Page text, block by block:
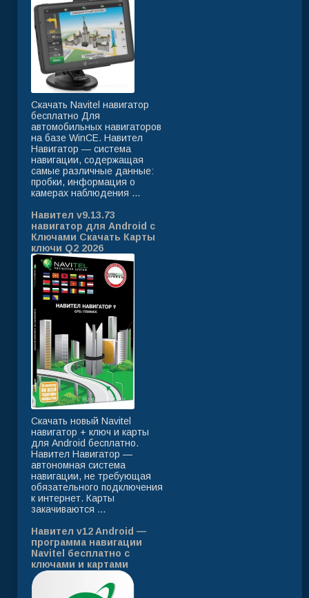
Скачать Navitel навигатор
бесплатно Для
автомобильных навигаторов
на базе WinCE. Навител
Навигатор — система
навигации, содержащая
самые различные данные:
пробки, информация о
камерах наблюдения ...
Навител v9.13.73
навигатор для Android с
Ключами Скачать Карты
ключи Q2 2026
Скачать новый Navitel
навигатор + ключ и карты
для Android бесплатно.
Навител Навигатор —
автономная система
навигации, не требующая
обязательного подключения
к интернет. Карты
закачиваются ...
Навител v12 Android —
программа навигации
Navitel бесплатно с
ключами и картами